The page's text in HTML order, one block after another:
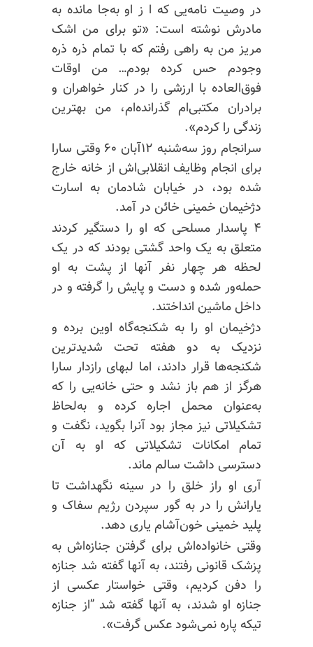
در وصیت نامه‌یی که ا ز او به‌جا مانده به
مادرش نوشته است: «تو برای من اشک
مریز من به راهی رفتم که با تمام ذره ذره
وجودم حس کرده بودم… من اوقات
فوق‌العاده با ارزشی را در کنار خواهران و
برادران مکتبی‌ام گذرانده‌ام، من بهترین
زندگی را کردم».
سرانجام روز سه‌شنبه ۱۲آبان ۶۰ وقتی سارا
برای انجام وظایف انقلابی‌اش از خانه خارج
شده بود، در خیابان شادمان به اسارت
دژخیمان خمینی خائن در آمد.
۴ پاسدار مسلحی که او را دستگیر کردند
متعلق به یک واحد گشتی بودند که در یک
لحظه هر چهار نفر آنها از پشت به او
حمله‌ور شده و دست و پایش را گرفته و در
داخل ماشین انداختند.
دژخیمان او را به شکنجه‌گاه اوین برده و
نزدیک به دو هفته تحت شدیدترین
شکنجه‌ها قرار دادند، اما لبهای رازدار سارا
هرگز از هم باز نشد و حتی خانه‌یی را که
به‌عنوان محمل اجاره کرده و به‌لحاظ
تشکیلاتی نیز مجاز بود آنرا بگوید، نگفت و
تمام امکانات تشکیلاتی که او به آن
دسترسی داشت سالم ماند.
آری او راز خلق را در سینه نگهداشت تا
یارانش را در به گور سپردن رژیم سفاک و
پلید خمینی خون‌آشام یاری دهد.
وقتی خانواده‌اش برای گرفتن جنازه‌اش به
پزشک قانونی رفتند، به آنها گفته شد جنازه
را دفن کردیم، وقتی خواستار عکسی از
جنازه او شدند، به آنها گفته شد ”از جنازه
تیکه پاره نمی‌شود عکس گرفت».